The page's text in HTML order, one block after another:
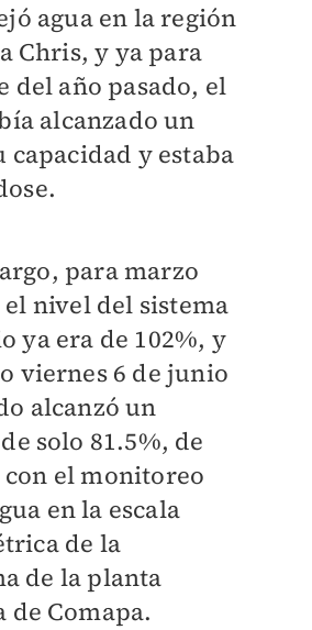
agua en la región
Chris, y ya para
del año pasado, el
alcanzado un
capacidad y estaba
para marzo
el nivel del sistema
ya era de 102%, y
viernes 6 de junio
alcanzó un
solo 81.5%, de
con el monitoreo
en la escala
de la
de la planta
de Comapa.